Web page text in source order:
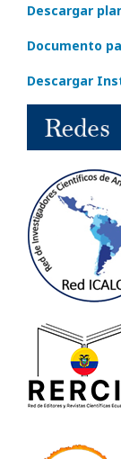
Descargar
Documento
Descargar